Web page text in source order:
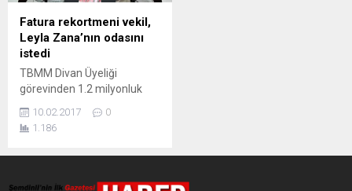
Fatura rekortmeni vekil,
Leyla Zana’nın odasını
istedi
TBMM Divan Üyeliği
görevinden 1.2 milyonluk
nedeniyle istifa etmek
zorunda kalan CHP'li Elif
odasını istedi. TBMM
10.02.2017
0
1.186